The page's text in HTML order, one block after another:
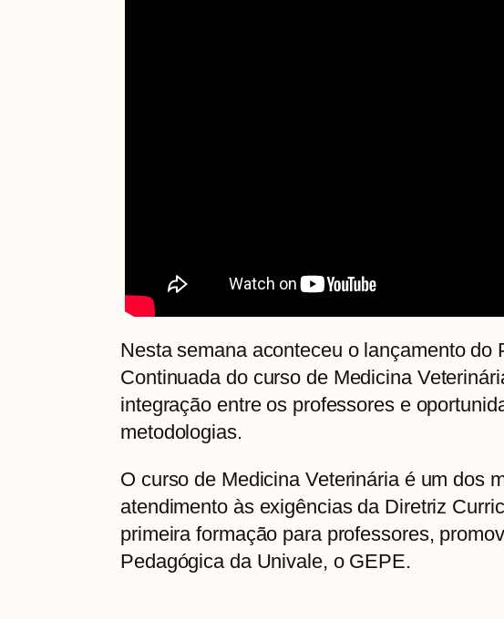
Nesta semana aconteceu o lançamento do
Continuada do curso de Medicina
integração entre os professores e
metodologias.
O curso de Medicina Veterinária é um dos
atendimento às exigências da Diretriz
primeira formação para professores,
Pedagógica da Univale, o GEPE.